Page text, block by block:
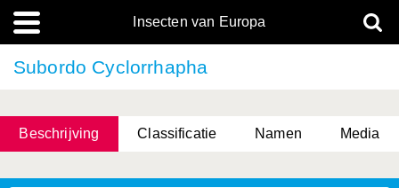
Insecten van Europa
Subordo Cyclorrhapha
Beschrijving Classificatie Namen Media